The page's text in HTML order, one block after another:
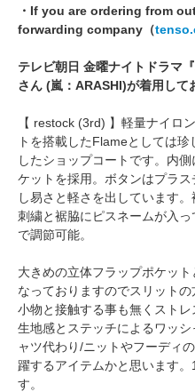
・If you are ordering from
forwarding company（
テレビ朝日 金曜ナイトドラマ
さん (嵐：ARASHI)が着用して
【 restock (3rd) 】軽量ナイロ
トを搭載したFlameとしては
したショップコートです。内
ケットを採用。ボタンはプラ
し易さと軽さを出しています
刺繍と裾脇にピスネームが入
で調節可能。
大きめの立体フラップポケッ
なっておりますのでスリット
小物と接触する事も無くストレ
生地感とステッチによるワッ
ャツ代わり/ニットやフーディ
躍するアイテムかと思います
す。